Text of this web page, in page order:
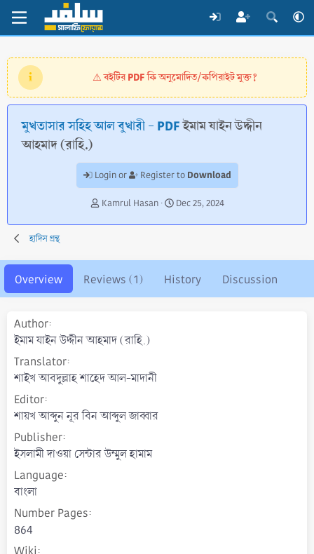
⚠️বইটির PDF কি অনুমোদিত/কপিরাইট মুক্ত?
মুখতাসার সহিহ আল বুখারী - PDFইমাম যাইন উদ্দীন
আহমাদ (রাহি.)
Login or Register to Download
A
t
Kamrul Hasan
C
e
o
n
Dec 25, 2024
হাদিস গ্রন্থ
Overview Reviews (1) History Discussion
Author
ইমাম যাইন উদ্দীন আহমাদ (রাহি.)
Translator
শাইখ আবদুল্লাহ শাহেদ আল-মাদানী
Editor
শায়খ আব্দুন নূর বিন আব্দুল জাব্বার
Publisher
ইসলামী দাওয়া সেন্টার উম্মুল হামাম
Language
বাংলা
Number Pages
864